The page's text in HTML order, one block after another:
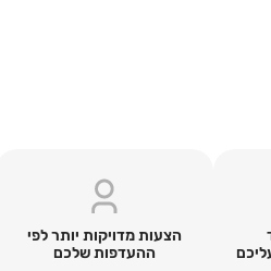
הצעות מדויקות יותר לפי
ההעדפות שלכם